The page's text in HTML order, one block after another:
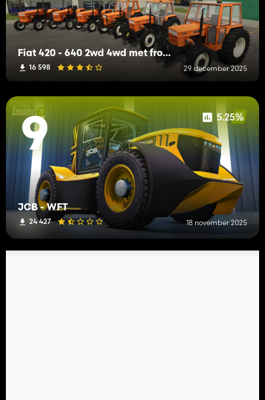
Fiat 420 - 640 2wd 4wd met fronthydrauliek
16 598 29 december 2025
9 5.25%
JCB - WFT
24 427 18 november 2025